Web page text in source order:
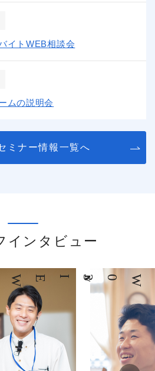
イトWEB相談会
ムの説明会
ミナー情報一覧へ
フインタビュー
INTERVIEW
04